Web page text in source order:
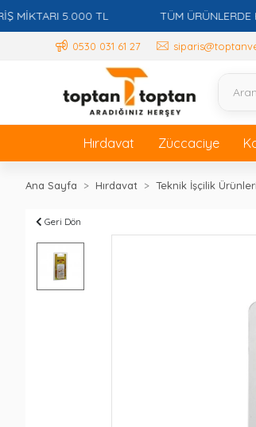
5.000 TL TÜM ÜRÜNLERDE
0530 031 61 27
Hırdavat Züccaciye
Ana Sayfa Hırdavat Teknik İşçilik Ürünleri
Geri Dön